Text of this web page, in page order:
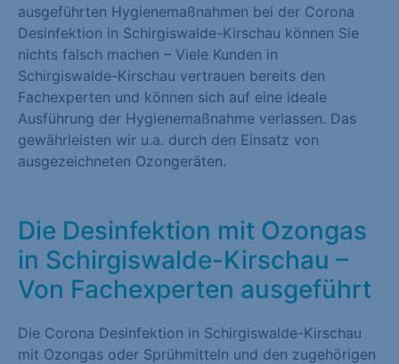
ausgeführten Hygienemaßnahmen bei der Corona
Desinfektion in Schirgiswalde-Kirschau können Sie
nichts falsch machen – Viele Kunden in
Schirgiswalde-Kirschau vertrauen bereits den
Fachexperten und können sich auf eine ideale
Ausführung der Hygienemaßnahme verlassen. Das
gewährleisten wir u.a. durch den Einsatz von
ausgezeichneten Ozongeräten.
Die Desinfektion mit Ozongas
in Schirgiswalde-Kirschau –
Von Fachexperten ausgeführt
Die Corona Desinfektion in Schirgiswalde-Kirschau
mit Ozongas oder Sprühmitteln und den zugehörigen